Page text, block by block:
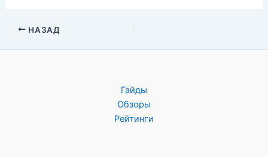
НАЗАД
Гайды
Обзоры
Рейтинги